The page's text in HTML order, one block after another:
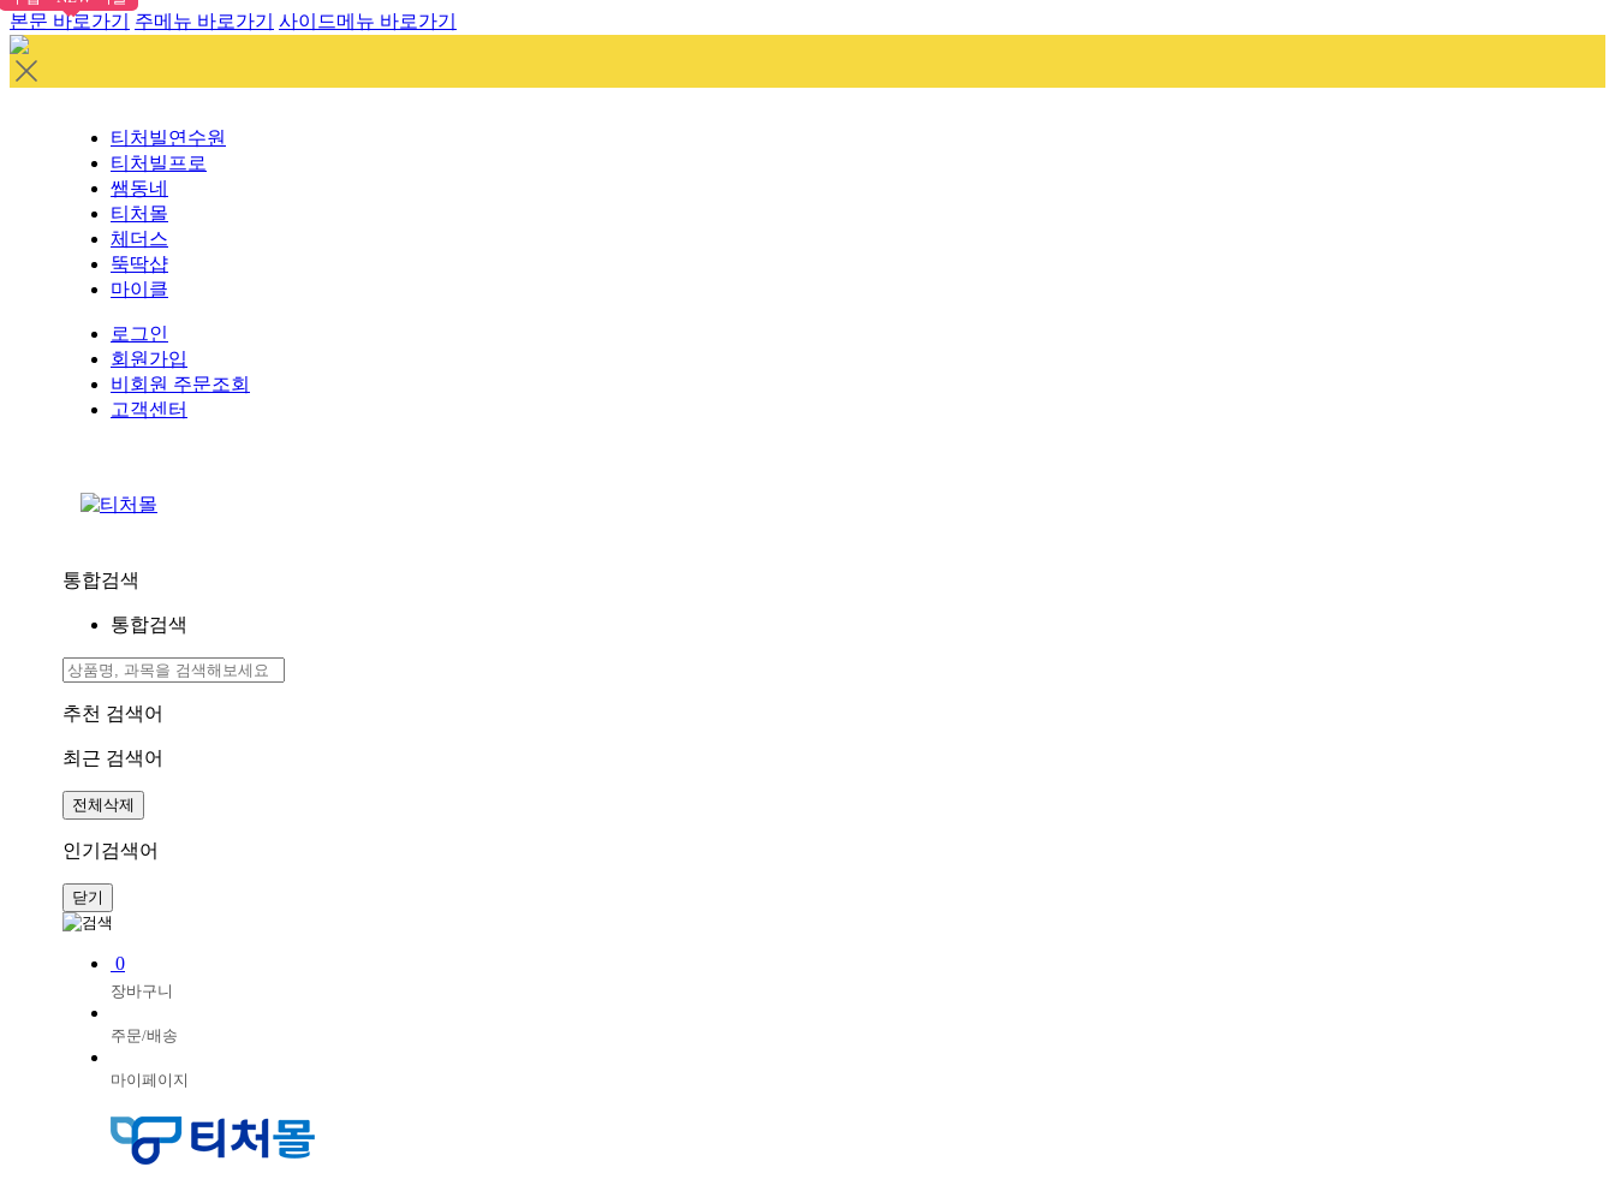
본문 바로가기 주메뉴 바로가기 사이드메뉴 바로가기
티처빌연수원
티처빌프로
쌤동네
티처몰
체더스
뚝딱샵
마이클
로그인
회원가입
비회원 주문조회
고객센터
통합검색
통합검색
추천 검색어
최근 검색어
전체삭제
인기검색어
닫기
0
장바구니
주문/배송
마이페이지